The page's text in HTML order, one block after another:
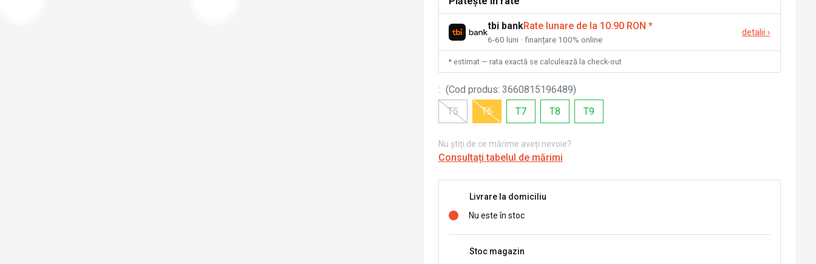
tbi bankRate lunare de la 10.90 RON *
6-60 luni · finanțare 100% online
detalii ›
* estimat — rata exactă se calculează la check-out
: (Cod produs: 3660815196489)
T5
T6 T7 T8 T9
Nu știți de ce mărime aveți nevoie?
Consultați tabelul de mărimi
Livrare la domiciliu
Nu este în stoc
Stoc magazin